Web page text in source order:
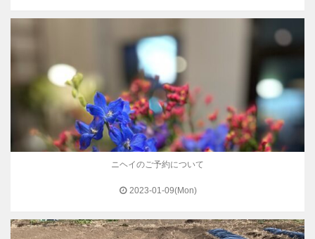
ニヘイのご予約について
2023-01-09(Mon)